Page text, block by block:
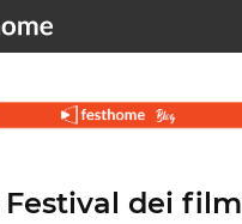
Festival dei film